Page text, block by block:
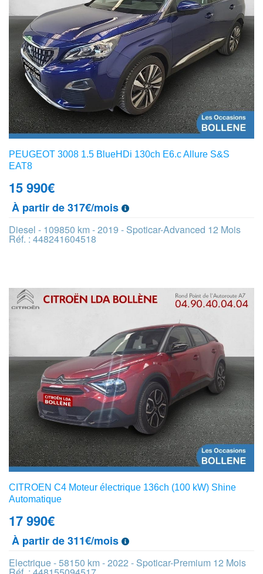
PEUGEOT 3008 1.5 BlueHDi 130ch E6.c Allure S&S
EAT8
15 990€
À partir de 317€/mois
Diesel - 109850 km - 2019 - Spoticar-Advanced 12 Mois
Réf. : 448241604518
CITROEN C4 Moteur électrique 136ch (100 kW) Shine
Automatique
17 990€
À partir de 311€/mois
Electrique - 58150 km - 2022 - Spoticar-Premium 12 Mois